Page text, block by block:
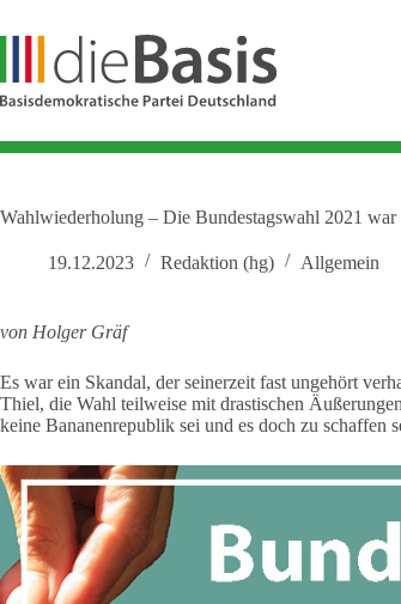
springen
Wahlwiederholung – Die Bundestagswahl 2021
19.12.2023 Redaktion (hg) Allgemein
von Holger Gräf
Es war ein Skandal, der seinerzeit fast ungehört
Thiel, die Wahl teilweise mit drastischen
keine Bananenrepublik sei und es doch zu schaffen